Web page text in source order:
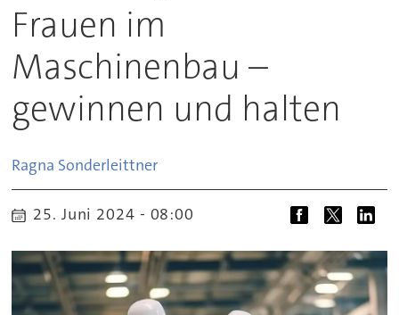
Frauen im
Maschinenbau –
gewinnen und halten
Ragna Sonderleittner
25. Juni 2024 - 08:00